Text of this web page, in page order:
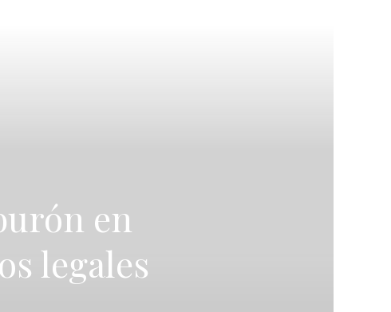
en
legales